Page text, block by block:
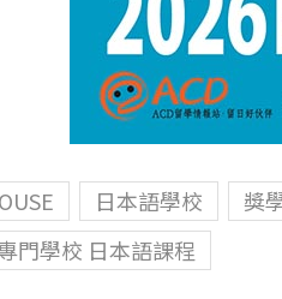
日本語學校 獎
門學校 日本語課程